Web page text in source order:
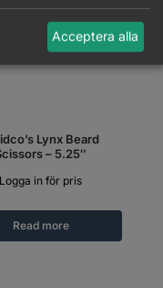
Lynx Beard
– 5.25″
Logga in för pris
Read more
Acceptera alla